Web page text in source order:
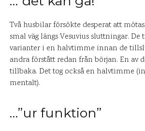
Två husbilar försökte desperat att
smal väg längs Vesuvius sluttningar. De
varianter i en halvtimme innan de
andra förstått redan från början. En av
tillbaka. Det tog också en halvtimme
mentalt).
…”ur funktion”